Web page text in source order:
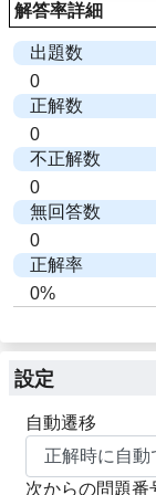
解答率詳細
出題数
0
正解数
0
不正解数
0
無回答数
0
正解率
0%
設定
自動遷移
次からの問題番